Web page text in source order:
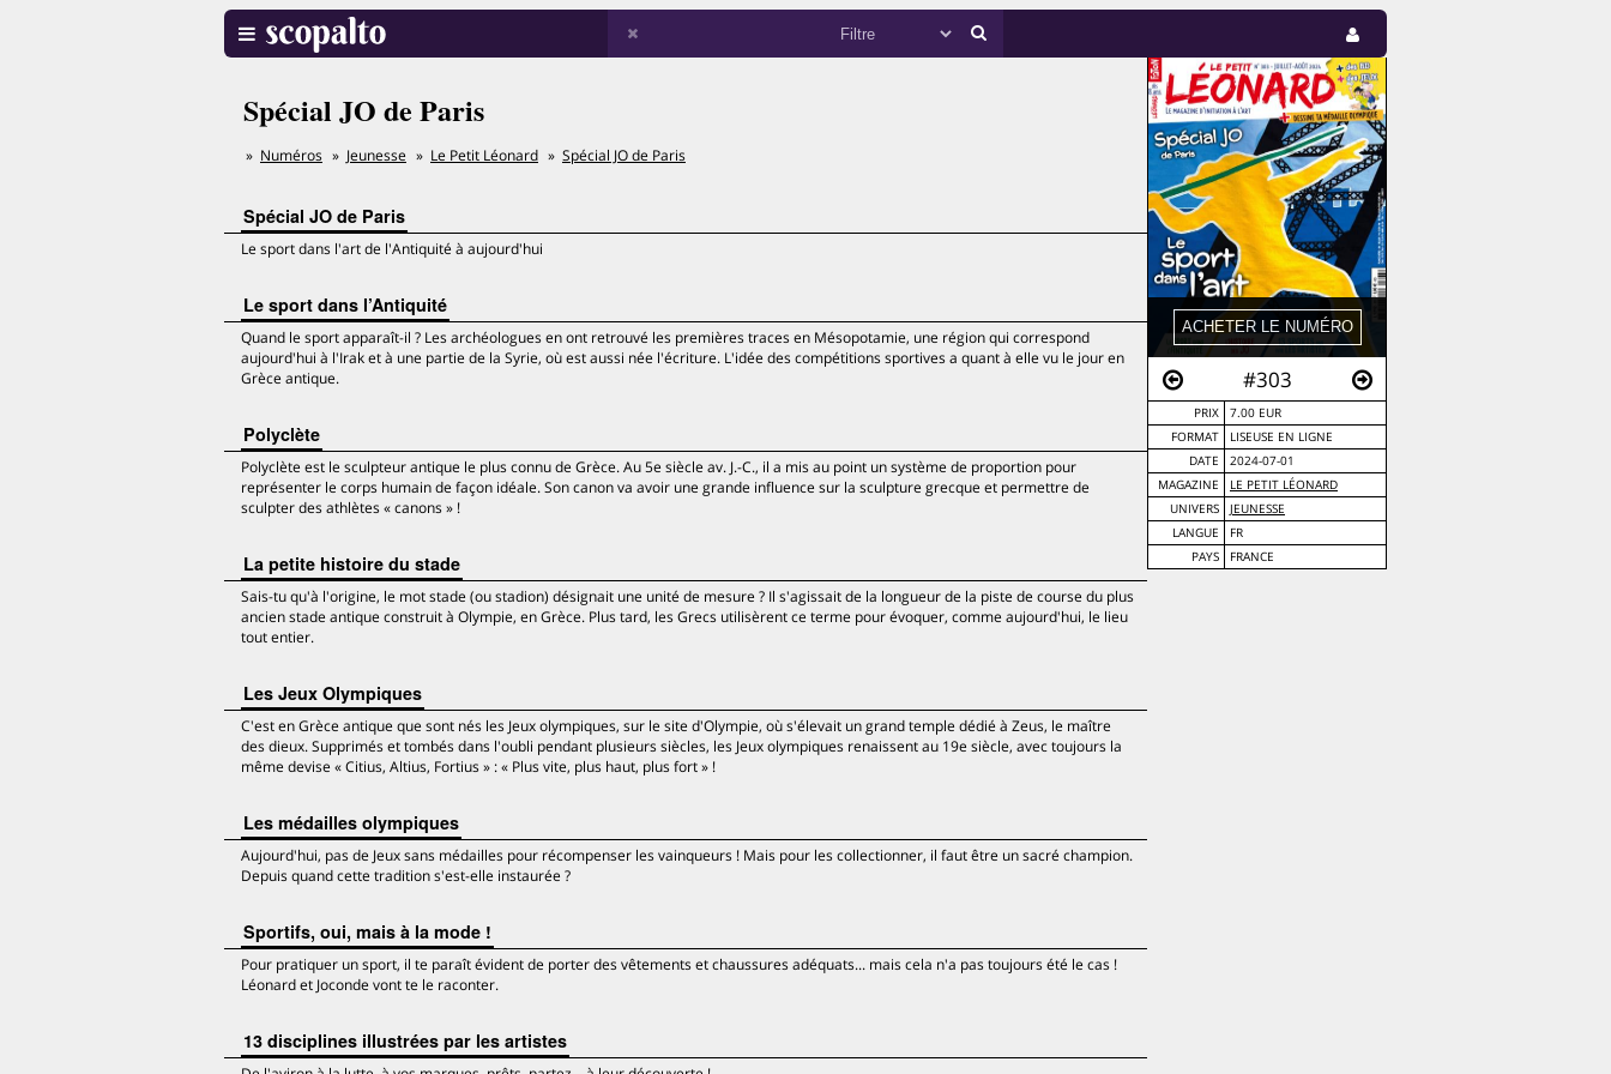
#303
PRIX
7.00 EUR
FORMAT
LISEUSE EN LIGNE
DATE
2024-07-01
MAGAZINE
LE PETIT LÉONARD
UNIVERS
JEUNESSE
LANGUE
FR
PAYS
FRANCE
Spécial JO de Paris
Numéros Jeunesse Le Petit Léonard Spécial JO de Paris
Spécial JO de Paris
Le sport dans l'art de l'Antiquité à aujourd'hui
Le sport dans l’Antiquité
Quand le sport apparaît-il ? Les archéologues en ont retrouvé les premières traces en Mésopotamie, une région qui correspond
aujourd'hui à l'Irak et à une partie de la Syrie, où est aussi née l'écriture. L'idée des compétitions sportives a quant à elle vu le jour en
Grèce antique.
Polyclète
Polyclète est le sculpteur antique le plus connu de Grèce. Au 5e siècle av. J.-C., il a mis au point un système de proportion pour
représenter le corps humain de façon idéale. Son canon va avoir une grande influence sur la sculpture grecque et permettre de
sculpter des athlètes « canons » !
La petite histoire du stade
Sais-tu qu'à l'origine, le mot stade (ou stadion) désignait une unité de mesure ? Il s'agissait de la longueur de la piste de course du plus
ancien stade antique construit à Olympie, en Grèce. Plus tard, les Grecs utilisèrent ce terme pour évoquer, comme aujourd'hui, le lieu
tout entier.
Les Jeux Olympiques
C'est en Grèce antique que sont nés les Jeux olympiques, sur le site d'Olympie, où s'élevait un grand temple dédié à Zeus, le maître
des dieux. Supprimés et tombés dans l'oubli pendant plusieurs siècles, les Jeux olympiques renaissent au 19e siècle, avec toujours la
même devise « Citius, Altius, Fortius » : « Plus vite, plus haut, plus fort » !
Les médailles olympiques
Aujourd'hui, pas de Jeux sans médailles pour récompenser les vainqueurs ! Mais pour les collectionner, il faut être un sacré champion.
Depuis quand cette tradition s'est-elle instaurée ?
Sportifs, oui, mais à la mode !
Pour pratiquer un sport, il te paraît évident de porter des vêtements et chaussures adéquats... mais cela n'a pas toujours été le cas !
Léonard et Joconde vont te le raconter.
13 disciplines illustrées par les artistes